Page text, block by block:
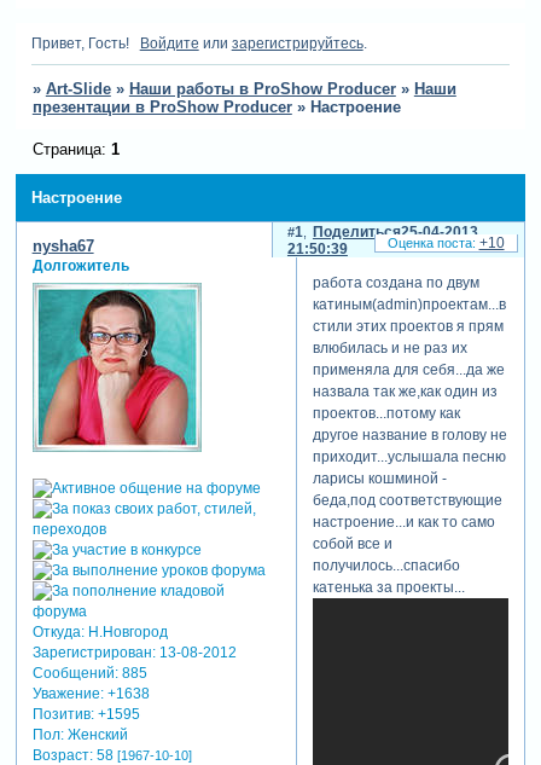
Привет, Гость! Войдите или зарегистрируйтесь.
» Art-Slide » Наши работы в ProShow Producer » Наши
презентации в ProShow Producer » Настроение
Настроение
Страница: 1
Поделиться
1
25-04-2013
21:50:39
nysha67
Долгожитель
Откуда:Н.Новгород
Зарегистрирован: 13-08-2012
Сообщений:885
Уважение: +1638
Позитив: +1595
Пол:Женский
Возраст:58 [1967-10-10]
работа создана по двум
катиным(admin)проектам...в
стили этих проектов я прям
влюбилась и не раз их
применяла для себя...да же
назвала так же,как один из
проектов...потому как
другое название в голову не
приходит...услышала песню
ларисы кошминой -
беда,под соответствующие
настроение...и как то само
собой все и
получилось...спасибо
катенька за проекты...
+10